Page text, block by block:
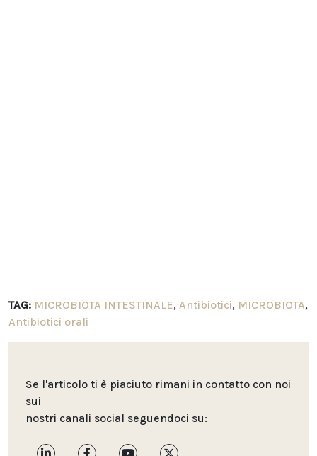
TAG: MICROBIOTA INTESTINALE, Antibiotici, MICROBIOTA,
Antibiotici orali
Se l'articolo ti è piaciuto rimani in contatto con noi
sui
nostri canali social seguendoci su: